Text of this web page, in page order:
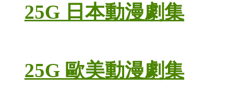
25G 日本動漫劇集
25G 歐美動漫劇集